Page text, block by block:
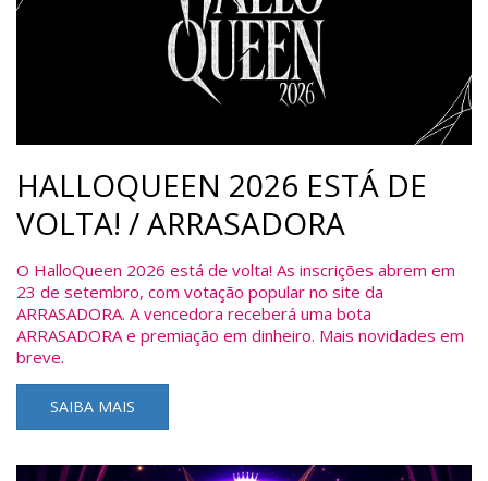
HALLOQUEEN 2026 ESTÁ DE
VOLTA! / ARRASADORA
O HalloQueen 2026 está de volta! As inscrições abrem em
23 de setembro, com votação popular no site da
ARRASADORA. A vencedora receberá uma bota
ARRASADORA e premiação em dinheiro. Mais novidades em
breve.
SAIBA MAIS